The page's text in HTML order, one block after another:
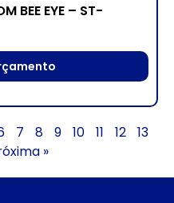
BEE EYE – ST-
7 8 9 10 11 12
13
»